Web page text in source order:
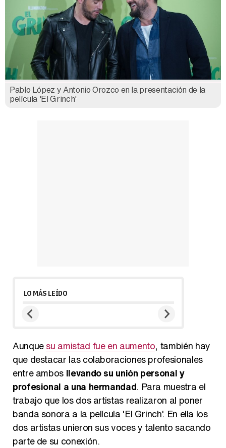
Pablo López y Antonio Orozco en la presentación de la
película 'El Grinch'
LO MÁS LEÍDO
Aunquesu amistad fue en aumento, también hay
que destacar las colaboraciones profesionales
entre ambos llevando su unión personal y
profesional a una hermandad. Para muestra el
trabajo que los dos artistas realizaron al poner
banda sonora a la película 'El Grinch'. En ella los
dos artistas unieron sus voces y talento sacando
parte de su conexión.